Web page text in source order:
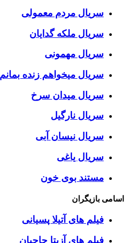
سریال مردم معمولی
سریال ملکه گدایان
سریال مهمونی
سریال میخواهم زنده بمانم
سریال میدان سرخ
سریال نارگیل
سریال نیسان آبی
سریال یاغی
مستند بوی خون
اسامی بازیگران
فیلم های آتیلا پسیانی
فیلم های آزیتا حاجیان